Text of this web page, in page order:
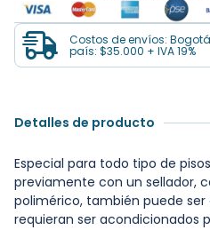
Costos de envíos:
país: $35.000 + IVA 19%
Detalles de producto
Especial para todo tipo de
previamente con un sellador,
polimérico, también puede ser
requieran ser acondicionados